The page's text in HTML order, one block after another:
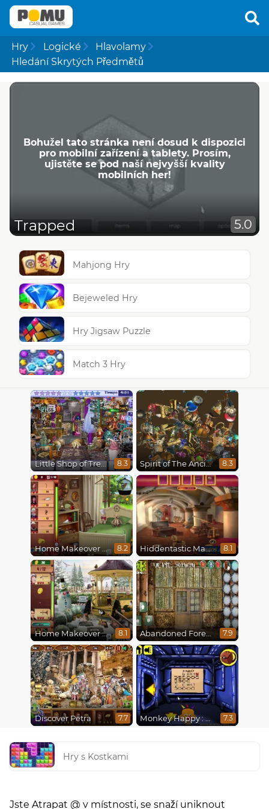
Hry Logické
Hlavolamy
Hledání Skrytých Předmětů
Bohužel tato stránka není dosud k dispozici
pro mobilní zařízení a tablety. Prosím,
ujistěte se pod naší nejvyšší kvality
mobilních her!
Trapped 5.0
Mahjong Hry
Bejeweled Hry
Hry Jigsaw Puzzle
Match 3 Hry
Little Shop of Treasures 8.3 Spirit of The Ancient Forest 8.3
Home Makeover Hidden Object 8.2 Hiddentastic Mansion 8.1
Home Makeover 2 Hidden Object 8.1 Abandoned Forest House 7.9
Discover Petra 7.7 Monkey Happy : Stage 0112 7.3
Hry s Kostkami
Jste Atrapat @ v místnosti, se snaží uniknout